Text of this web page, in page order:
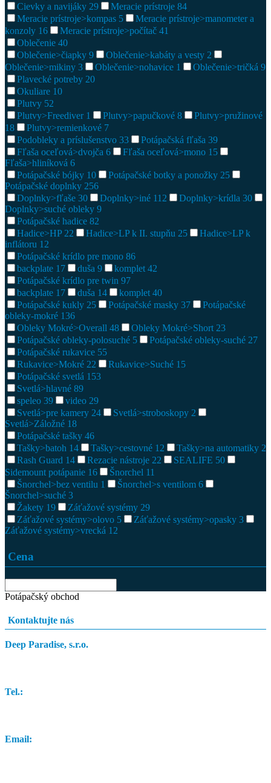
Cievky a navijáky 29 Meracie prístroje 84
Meracie prístroje>kompas 5
Meracie prístroje>manometer a
konzoly 16 Meracie prístroje>počítač 41
Oblečenie 40
Oblečenie>čiapky 9 Oblečenie>kabáty a vesty 2
Oblečenie>mikiny 3 Oblečenie>nohavice 1 Oblečenie>tričká 9
Plavecké potreby 20
Okuliare 10
Plutvy 52
Plutvy>Freediver 1 Plutvy>papučkové 8
Plutvy>pružinové
18
Plutvy>remienkové 7
Podobleky a príslušenstvo 33 Potápačská fľaša 39
Fľaša oceľová>dvojča 6 Fľaša oceľová>mono 15
Fľaša>hliníková 6
Potápačské bójky 10 Potápačské botky a ponožky 25
Potápačské doplnky 256
Doplnky>fľaše 30 Doplnky>iné 112 Doplnky>krídla 30
Doplnky>suché obleky 9
Potápačské hadice 82
Hadice>HP 22 Hadice>LP k II. stupňu 25
Hadice>LP k
inflátoru 12
Potápačské krídlo pre mono 86
backplate 17 duša 9 komplet 42
Potápačské krídlo pre twin 97
backplate 17 duša 14 komplet 40
Potápačské kukly 25 Potápačské masky 37
Potápačské
obleky-mokré 136
Obleky Mokré>Overall 48 Obleky Mokré>Short 23
Potápačské obleky-polosuché 5 Potápačské obleky-suché 27
Potápačské rukavice 55
Rukavice>Mokré 22 Rukavice>Suché 15
Potápačské svetlá 153
Svetlá>hlavné 89
speleo 39 video 29
Svetlá>pre kamery 24 Svetlá>stroboskopy 2
Svetlá>Záložné 18
Potápačské tašky 46
Tašky>batoh 14 Tašky>cestovné 12 Tašky>na automatiky 2
Rash Guard 14 Rezacie nástroje 22 SEALIFE 50
Sidemount potápanie 16 Šnorchel 11
Šnorchel>bez ventilu 1 Šnorchel>s ventilom 6
Šnorchel>suché 3
Žakety 19 Záťažové systémy 29
Záťažové systémy>olovo 5 Záťažové systémy>opasky 3
Záťažové systémy>vrecká 12
Cena
Potápačský obchod
Kontaktujte nás
Deep Paradise, s.r.o.
Tel.:
Email: